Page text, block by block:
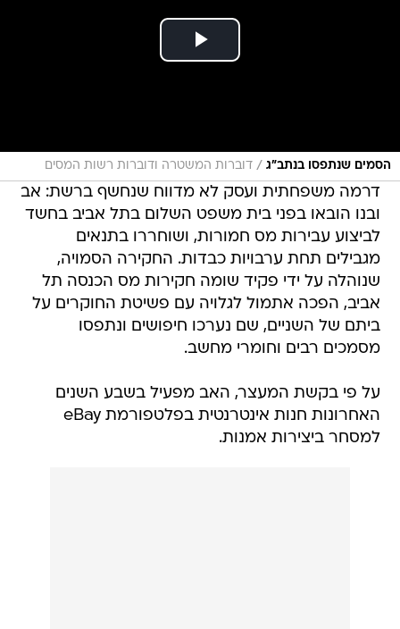
הסמים שנתפסו בנתב"ג / דוברות המשטרה ודוברות רשות המסים
דרמה משפחתית ועסק לא מדווח שנחשף ברשת: אב
ובנו הובאו בפני בית משפט השלום בתל אביב בחשד
לביצוע עבירות מס חמורות, ושוחררו בתנאים
מגבילים תחת ערבויות כבדות. החקירה הסמויה,
שנוהלה על ידי פקיד שומה חקירות מס הכנסה תל
אביב, הפכה אתמול לגלויה עם פשיטת החוקרים על
ביתם של השניים, שם נערכו חיפושים ונתפסו
מסמכים רבים וחומרי מחשב.
על פי בקשת המעצר, האב מפעיל בשבע השנים
האחרונות חנות אינטרנטית בפלטפורמת eBay
למסחר ביצירות אמנות.